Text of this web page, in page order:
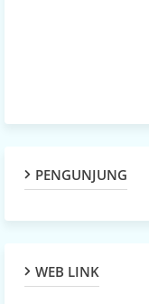
PENGUNJUNG
WEB LINK